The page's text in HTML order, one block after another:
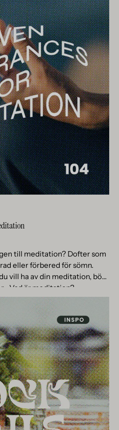
till meditation? Dofter som
eller förbered för sömn.
vill ha av din meditation, bör
Vad är meditation?...